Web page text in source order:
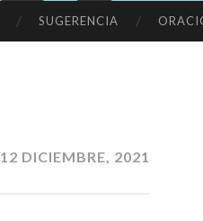
SUGERENCIA
12 DICIEMBRE, 2021